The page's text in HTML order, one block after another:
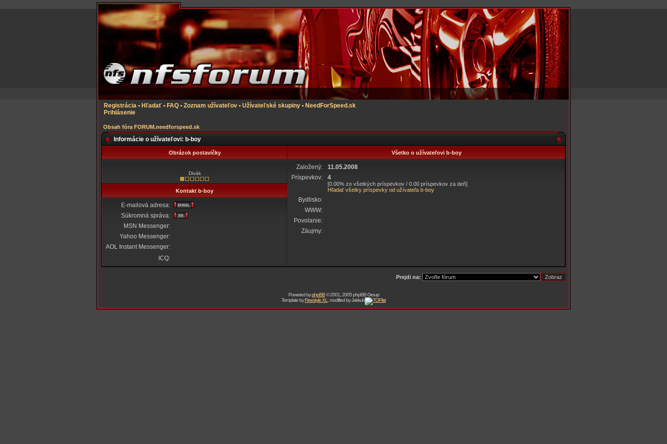
Registrácia • Hľadať • FAQ • Zoznam užívateľov • Užívateľské skupiny • NeedForSpeed.sk
Prihlásenie
Obsah fóra FORUM.needforspeed.sk
Informácie o užívateľovi: b-boy
Obrázok postavičky Všetko o užívateľovi b-boy
Divák
Založený:
11.05.2008
Príspevkov:
4
[0.00% zo všetkých príspevkov / 0.00 príspevkov za deň]
Hľadať všetky príspevky od užívateľa b-boy
Bydlisko:
WWW:
Povolanie:
Záujmy:
Kontakt b-boy
E-mailová adresa:
Súkromná správa:
MSN Messenger:
Yahoo Messenger:
AOL Instant Messenger:
ICQ:
Prejdi na:
Powered byphpBB© 2001, 2005 phpBB Group
Template byFreestyle XL , modified by Jakkub